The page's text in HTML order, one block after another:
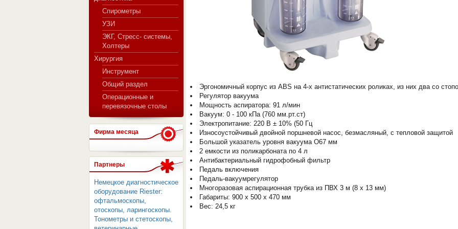
Спирометры
УЗИ
ЭКГ, Стресс- системы,
Холтеры
Хирургия
Инструмент
Общий раздел
Операционные и
перевязочные столы
Фирма месяца
Партнеры
Немецкое диагностическое
оборудование Riester:
офтальмоскопы,
отоскопы, ларингоскопы.
Тонометры и стетоскопы,
Эргономичный корпус из ABS на 4-х антистатических роликах, из них два со
Регулятор вакуума
Мощность аспиратора: 91 л/мин
Вакуум: 0 - 100 кПa (760 мм.рт.ст)
Электропитание: 220 В ± 10% (50 Гц
Износоустойчивый двойной поршневой насос, безмасляный, с тепловой защитой
Большой указатель уровня вакуума O67 мм
2 емкости из поликарбоната по 4 л
Антибактериальный гидрофобный фильтр
Педаль включения
Педаль-вакуумрегулятор
Многоразовая аспирационная трубка из ПВХ 3 м (8 x 13 мм)
Габариты: 900 x 500 x 470 мм
Вес: 24,5 кг